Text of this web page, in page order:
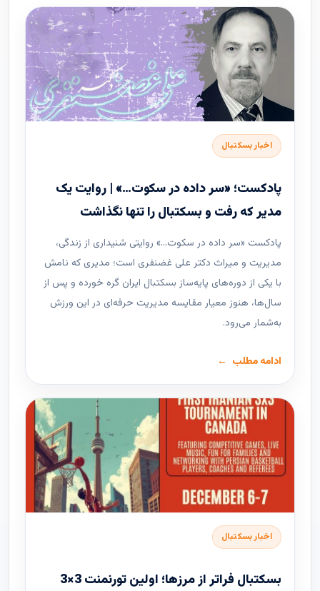
اخبار بسکتبال
پادکست؛ «سر داده در سکوت…» | روایت یک
مدیر که رفت و بسکتبال را تنها نگذاشت
پادکست «سر داده در سکوت…» روایتی شنیداری از زندگی،
مدیریت و میراث دکتر علی غضنفری است؛ مدیری که نامش
با یکی از دوره‌های پایه‌ساز بسکتبال ایران گره خورده و پس از
سال‌ها، هنوز معیار مقایسه مدیریت حرفه‌ای در این ورزش
به‌شمار می‌رود.
ادامه مطلب
اخبار بسکتبال
بسکتبال فراتر از مرزها؛ اولین تورنمنت 3×3